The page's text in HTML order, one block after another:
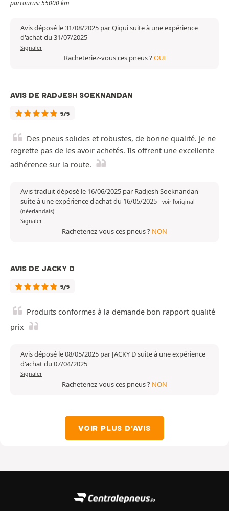
parcourus: 55000 km
Avis déposé le 31/08/2025 par Qiqui suite à une expérience
d'achat du 31/07/2025
Signaler
Racheteriez-vous ces pneus ?OUI
AVIS DE RADJESH SOEKNANDAN
5/5
Des pneus solides et robustes, de bonne qualité. Je ne
regrette pas de les avoir achetés. Ils offrent une excellente
adhérence sur la route.
Avis traduit déposé le 16/06/2025 par Radjesh Soeknandan
suite à une expérience d'achat du 16/05/2025- voir l'original
(néerlandais)
Signaler
Racheteriez-vous ces pneus ? NON
AVIS DE JACKY D
5/5
Produits conformes à la demande bon rapport qualité
prix
Avis déposé le 08/05/2025 par JACKY D suite à une expérience
d'achat du 07/04/2025
Signaler
Racheteriez-vous ces pneus ? NON
VOIR PLUS D'AVIS